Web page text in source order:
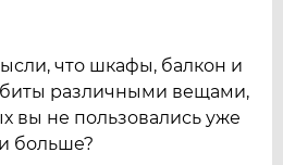
что шкафы, балкон и
различными вещами,
вы не пользовались уже
больше?